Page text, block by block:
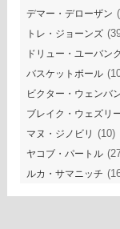
デマー・デローザン
トレ・ジョーンズ
ドリュー・ユーバン
バスケットボール
ビクター・ウェンバ
ブレイク・ウェズリ
マヌ・ジノビリ (10)
ヤコブ・パートル
ルカ・サマニッチ